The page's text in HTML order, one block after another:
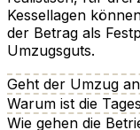
Kessellagen
der Betrag als
Umzugsguts.
Geht der Umzug
Warum ist die
Wie gehen die